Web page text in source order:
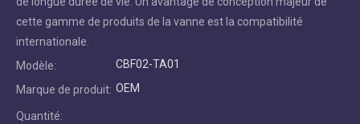
cette gamme de produits de la vanne est la compatibilité
internationale.
Modèle:
CBF02-TA01
Marque de produit: OEM
Quantité: